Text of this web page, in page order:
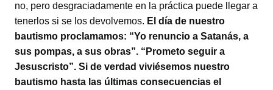
no, pero desgraciadamente en la práctica puede llegar a
tenerlos si se los devolvemos. El día de nuestro
bautismo proclamamos: “Yo renuncio a Satanás, a
sus pompas, a sus obras”. “Prometo seguir a
Jesuscristo”. Si de verdad viviésemos nuestro
bautismo hasta las últimas consecuencias el